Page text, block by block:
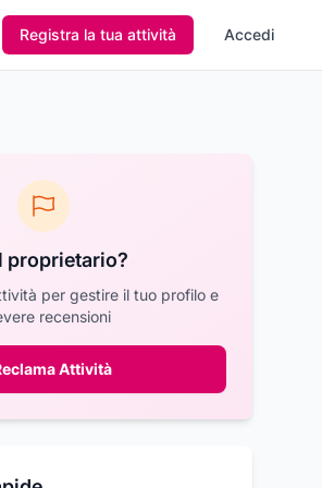
Registra la tua attività Accedi
proprietario?
per gestire il tuo profilo e
recensioni
Attività